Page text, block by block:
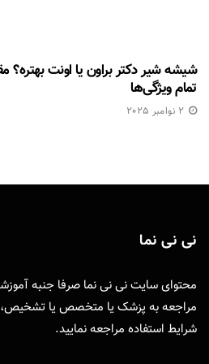
شیشه شیر دکتر براون یا اونت بهتره؟
تمام ویژگی‌ها
2 نوامبر 2025
نی نی نما
محتوای سایت نی نی نما صرفا جنبه
مراجعه به پزشک یا متخصص یا تشخیص،
شرایط استفاده مراجعه نمایید.